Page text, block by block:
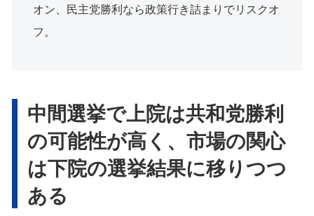
オン、民主党勝利なら政策行き詰まりでリスクオ
フ。
中間選挙で上院は共和党勝利
の可能性が高く、市場の関心
は下院の選挙結果に移りつつ
ある